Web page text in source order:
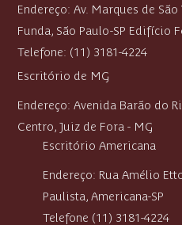
Endereço: Av. Marques de
Funda, São Paulo-SP Edifício
Telefone: (11) 3181-4224
Escritório de MG
Endereço: Avenida Barão do
Centro, Juiz de Fora - MG
Escritório Americana
Endereço: Rua Amélio
Paulista, Americana-SP
Telefone (11) 3181-4224